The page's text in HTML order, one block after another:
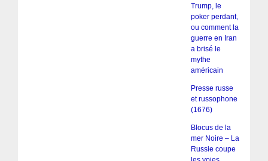
Trump, le
poker perdant,
ou comment la
guerre en Iran
a brisé le
mythe
américain
Presse russe
et russophone
(1676)
Blocus de la
mer Noire – La
Russie coupe